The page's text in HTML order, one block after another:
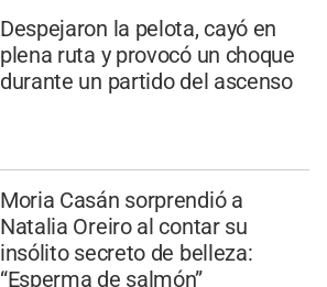
Despejaron la pelota, cayó en
plena ruta y provocó un choque
durante un partido del ascenso
Moria Casán sorprendió a
Natalia Oreiro al contar su
insólito secreto de belleza:
“Esperma de salmón”